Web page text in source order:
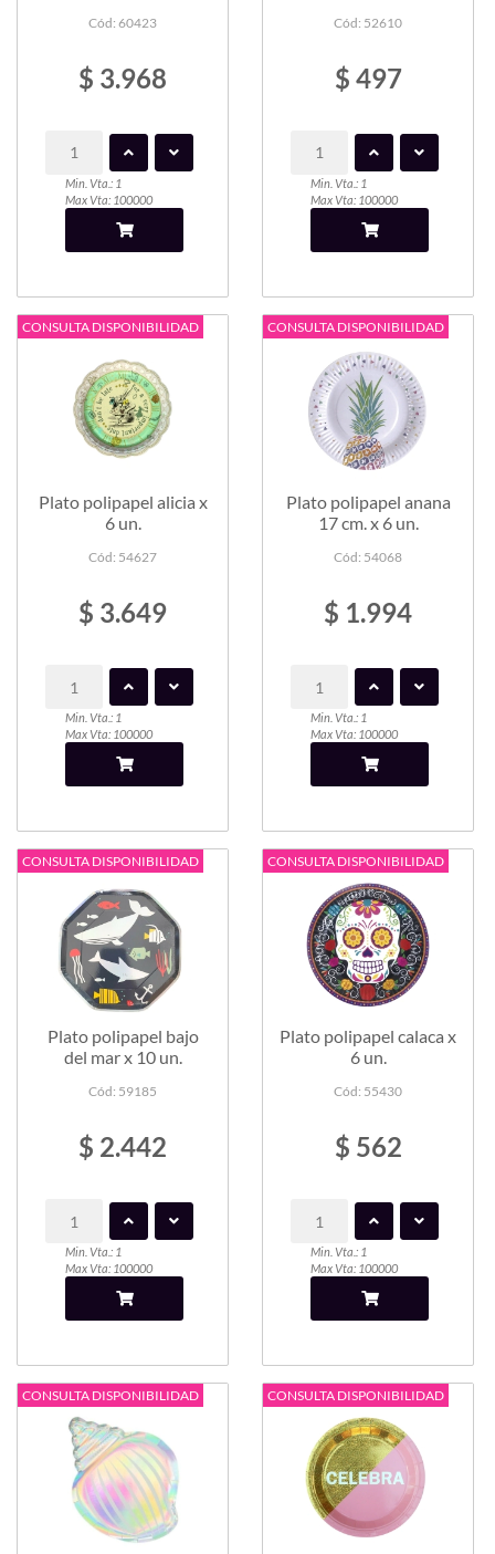
Cód: 60423
$ 3.968
Min. Vta.: 1
Max Vta: 100000
Cód: 52610
$ 497
Min. Vta.: 1
Max Vta: 100000
CONSULTA DISPONIBILIDAD
Plato polipapel alicia x
6 un.
Cód: 54627
$ 3.649
Min. Vta.: 1
Max Vta: 100000
CONSULTA DISPONIBILIDAD
Plato polipapel anana
17 cm. x 6 un.
Cód: 54068
$ 1.994
Min. Vta.: 1
Max Vta: 100000
CONSULTA DISPONIBILIDAD
Plato polipapel bajo
del mar x 10 un.
Cód: 59185
$ 2.442
Min. Vta.: 1
Max Vta: 100000
CONSULTA DISPONIBILIDAD
Plato polipapel calaca x
6 un.
Cód: 55430
$ 562
Min. Vta.: 1
Max Vta: 100000
CONSULTA DISPONIBILIDAD CONSULTA DISPONIBILIDAD